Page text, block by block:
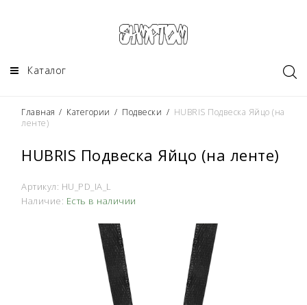
Каталог
Главная / Категории / Подвески / HUBRIS Подвеска Яйцо (на
ленте)
HUBRIS Подвеска Яйцо (на ленте)
Артикул: HU_PD_IA_L
Наличие: Есть в наличии